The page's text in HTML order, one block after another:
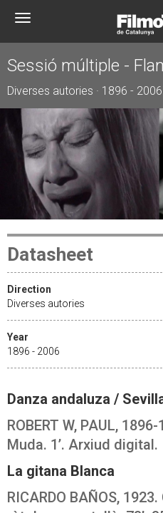
Toggle
Sessió múltiple -
Diverses autories · 1896 - 2006
Datasheet
Direction
Diverses autories
Year
1896 - 2006
Danza andaluza /
ROBERT W, PAUL,
Muda. 1’. Arxiud digital.
La gitana Blanca
RICARDO BAÑOS,